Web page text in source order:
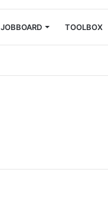
JOBBOARD TOOLBOX